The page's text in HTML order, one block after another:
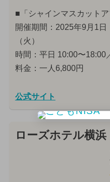
■「シャインマスカット
開催期間：2025年9月1日
（火）
時間：平日 10:00〜18:00
料金：一人6,800円
公式サイト
ローズホテル横浜